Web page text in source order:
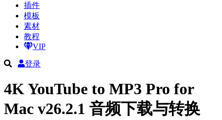
插件
模板
素材
教程
VIP
登录
4K YouTube to MP3 Pro for
Mac v26.2.1 音频下载与转换